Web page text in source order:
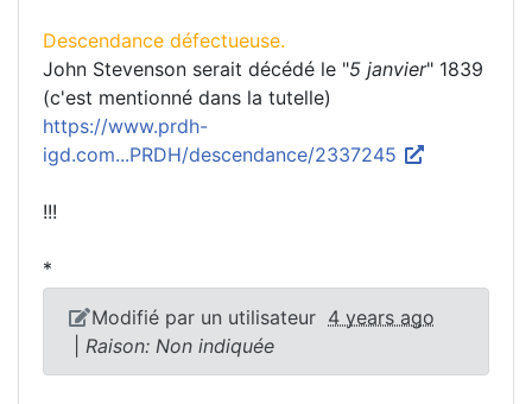
Descendance défectueuse.
John Stevenson serait décédé le "5 janvier" 1839
(c'est mentionné dans la tutelle)
https://www.prdh-
igd.com...PRDH/descendance/2337245
!!!
*
Modifié par un utilisateur 4 years ago
Raison: Non indiquée